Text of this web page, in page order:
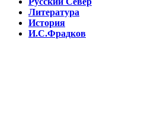
Литература
История
И.С.Фрадков